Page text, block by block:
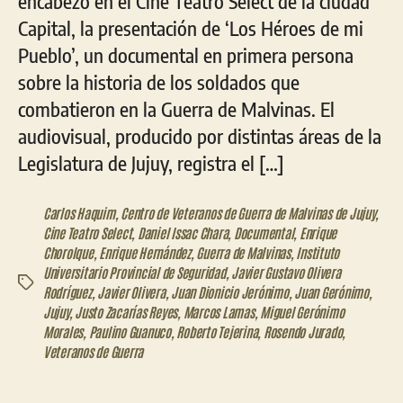
Capital, la presentación de ‘Los Héroes de mi
Pueblo’, un documental en primera persona
sobre la historia de los soldados que
combatieron en la Guerra de Malvinas. El
audiovisual, producido por distintas áreas de la
Legislatura de Jujuy, registra el […]
Etiquetas
Carlos Haquim, Centro de Veteranos de Guerra de Malvinas de Jujuy,
Cine Teatro Select, Daniel Issac Chara, Documental, Enrique
Chorolque, Enrique Hernández, Guerra de Malvinas, Instituto
Universitario Provincial de Seguridad, Javier Gustavo Olivera
Rodríguez, Javier Olivera, Juan Dionicio Jerónimo, Juan Gerónimo,
Jujuy,Justo Zacarías Reyes, Marcos Lamas, Miguel Gerónimo
Morales, Paulino Guanuco, Roberto Tejerina, Rosendo Jurado,
Veteranos de Guerra